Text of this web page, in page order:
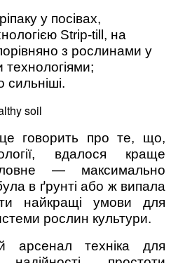
у посівах,
Strip-till, на
з рослинами у
технологіями;
сильніші.
говорить про те, що,
вдалося краще
— максимально
в ґрунті або ж випала
найкращі умови для
рослин культури.
арсенал техніка для